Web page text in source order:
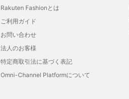
Rakuten Fashionとは
ご利用ガイド
お問い合わせ
法人のお客様
特定商取引法に基づく表記
Omni-Channel Platformについて